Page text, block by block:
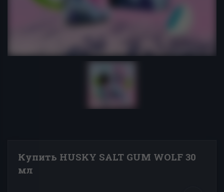
Купить HUSKY SALT GUM WOLF 30
мл